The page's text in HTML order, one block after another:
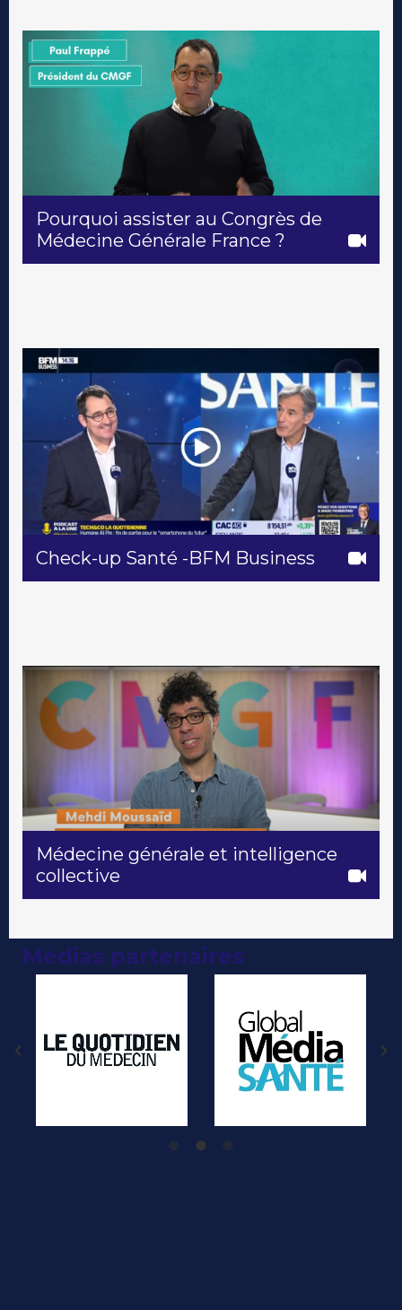
Pourquoi assister au Congrès de
Médecine Générale France ?
Check-up Santé -BFM Business
Médecine générale et intelligence
collective
Médias partenaires